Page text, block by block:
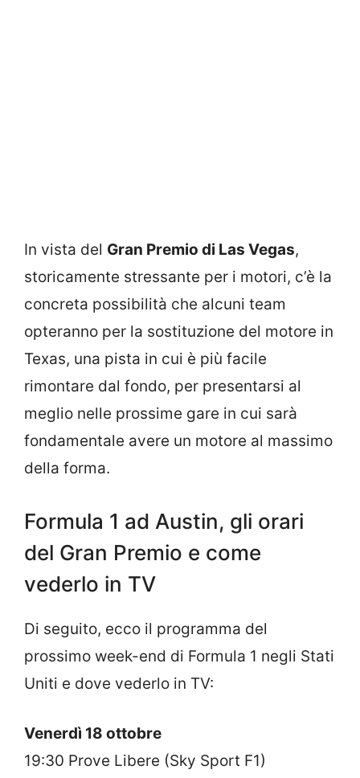
In vista del Gran Premio di Las Vegas,
storicamente stressante per i motori, c’è la
concreta possibilità che alcuni team
opteranno per la sostituzione del motore in
Texas, una pista in cui è più facile
rimontare dal fondo, per presentarsi al
meglio nelle prossime gare in cui sarà
fondamentale avere un motore al massimo
della forma.
Formula 1 ad Austin, gli orari
del Gran Premio e come
vederlo in TV
Di seguito, ecco il programma del
prossimo week-end di Formula 1 negli Stati
Uniti e dove vederlo in TV:
Venerdì 18 ottobre
19:30 Prove Libere (Sky Sport F1)